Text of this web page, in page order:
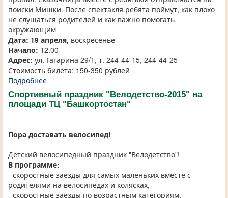
поиски Мишки. После спектакля ребята поймут, как плохо
не слушаться родителей и как важно помогать
окружающим
Дата: 19 апреля, воскресенье
Начало: 12.00
Адрес: ул. Гагарина 29/1, т. 244-44-15, 244-44-25
Стоимость билета: 150-350 рублей
Подробнее
Спортивный праздник "Велодетство-2015" на
площади ТЦ "Башкортостан"
Пора доставать велосипед!
Детский велосипедный праздник "Велодетство"!
В программе:
- скоростные заезды для самых маленьких вместе с
родителями на велосипедах и колясках,
- скоростные заезды по возрастным категориям,